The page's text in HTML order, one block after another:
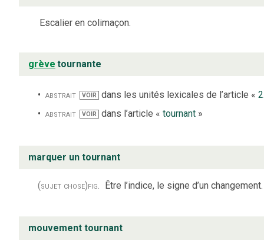
Escalier en colimaçon.
grève tournante
abstrait VOIR dans les unités lexicales de l’article «
abstrait
VOIR dans l’article « tournant»
marquer un tournant
(sujet chose)fig. Être l’indice, le signe d’un changement.
mouvement tournant